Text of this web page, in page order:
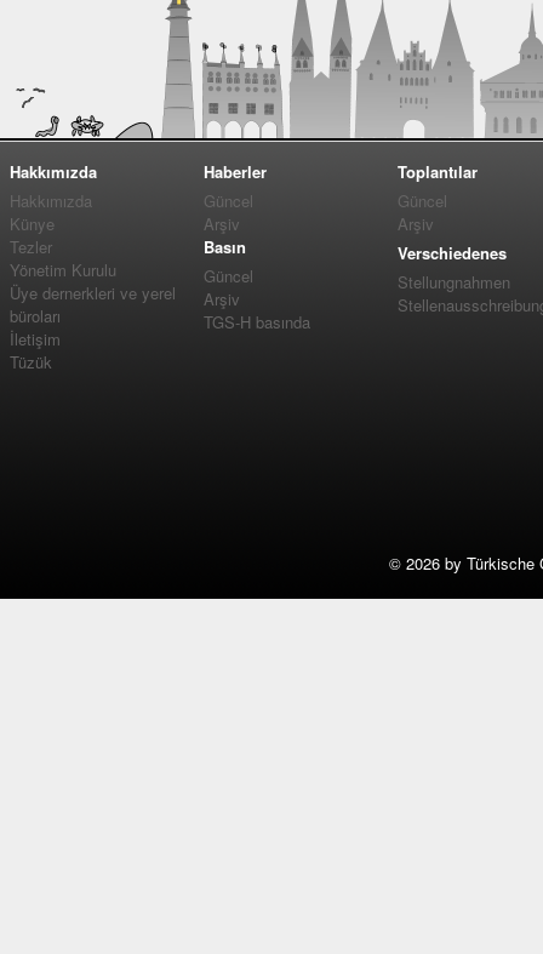
Hakkımızda
Hakkımızda
Künye
Tezler
Yönetim Kurulu
Üye dernerkleri ve yerel
büroları
İletişim
Tüzük
Haberler
Güncel
Arşiv
Basın
Güncel
Arşiv
TGS-H basında
Toplantılar
Güncel
Arşiv
Verschiedenes
Stellungnahmen
© 2026 by Türkische